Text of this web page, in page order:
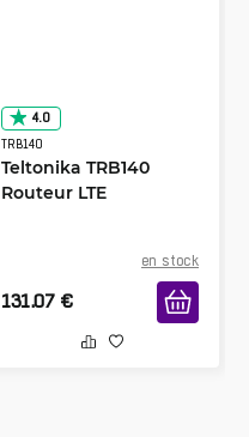
4.0
TRB140
Teltonika TRB140
Routeur LTE
en stock
131.07 €